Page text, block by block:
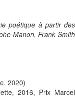
poétique à partir des
Manon, Frank Smith
2020)
2016, Prix Marcel